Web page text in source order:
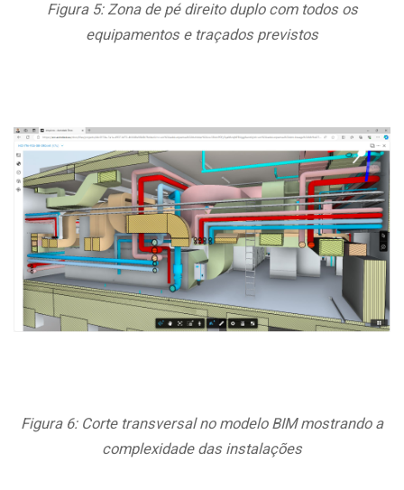
Figura 5: Zona de pé direito duplo com todos os
equipamentos e traçados previstos
Figura 6: Corte transversal no modelo BIM mostrando a
complexidade das instalações